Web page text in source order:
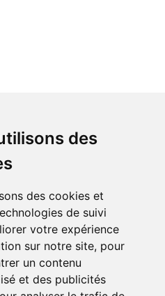
des
des cookies et
de suivi
votre expérience
sur notre site, pour
un contenu
et des publicités